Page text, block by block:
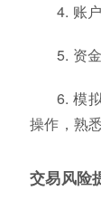
4. 账
5. 资
6. 模
操作，熟
交易风险